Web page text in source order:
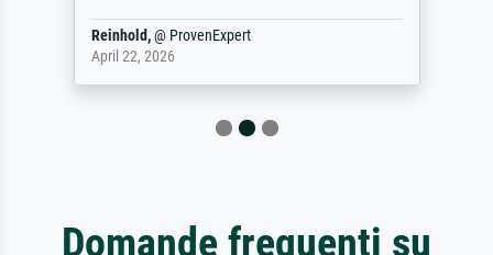
Reinhold,@ ProvenExpert
April 22, 2026
Domande frequenti su